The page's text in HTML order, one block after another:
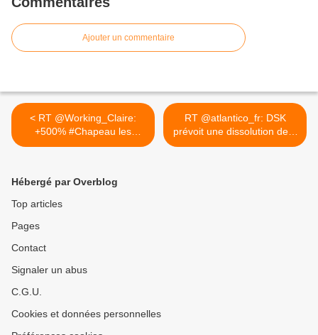
Ajouter un commentaire
< RT @Working_Claire:
+500% #Chapeau les
#Glands
RT @atlantico_fr: DSK
prévoit une dissolution de...
>
Hébergé par Overblog
Top articles
Pages
Contact
Signaler un abus
C.G.U.
Cookies et données personnelles